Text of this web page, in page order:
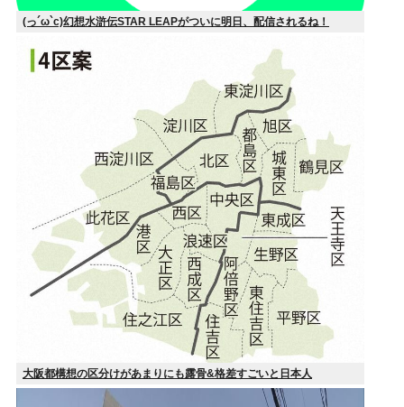
(っ´ω`c)幻想水滸伝STAR LEAPがついに明日、配信されるね！
大阪都構想の区分けがあまりにも露骨&格差すごいと日本人